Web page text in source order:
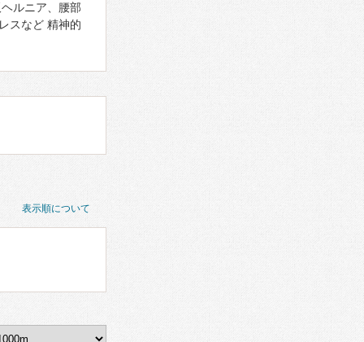
ルニア、腰部
スなど 精神的
表示順について